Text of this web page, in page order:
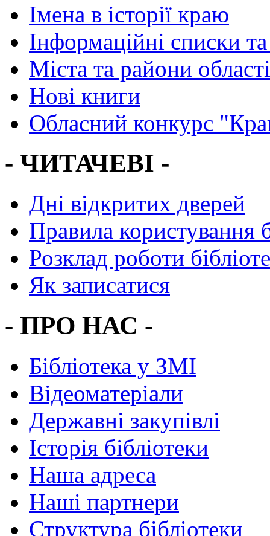
Імена в історії краю
Інформаційні списки
Міста та райони області
Нові книги
Обласний конкурс
- ЧИТАЧЕВІ -
Дні відкритих дверей
Правила користування
Розклад роботи
Як записатися
- ПРО НАС -
Бібліотека у ЗМІ
Відеоматеріали
Державні закупівлі
Історія бібліотеки
Наша адреса
Наші партнери
Структура бібліотеки